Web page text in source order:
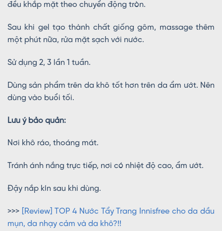
đều khắp mặt theo chuyển động tròn.
Sau khi gel tạo thành chất giống gôm, massage thêm
một phút nữa, rửa mặt sạch với nước.
Sử dụng 2, 3 lần 1 tuần.
Dùng sản phẩm trên da khô tốt hơn trên da ẩm ướt. Nên
dùng vào buổi tối.
Lưu ý bảo quản:
Nơi khô ráo, thoáng mát.
Tránh ánh nắng trực tiếp, nơi có nhiệt độ cao, ẩm ướt.
Đậy nắp kín sau khi dùng.
>>>
[Review] TOP 4 Nước Tẩy Trang Innisfree cho da dầu
mụn, da nhạy cảm và da khô?!!